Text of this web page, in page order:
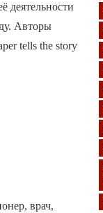
деятельности
Авторы
tells the story
врач,